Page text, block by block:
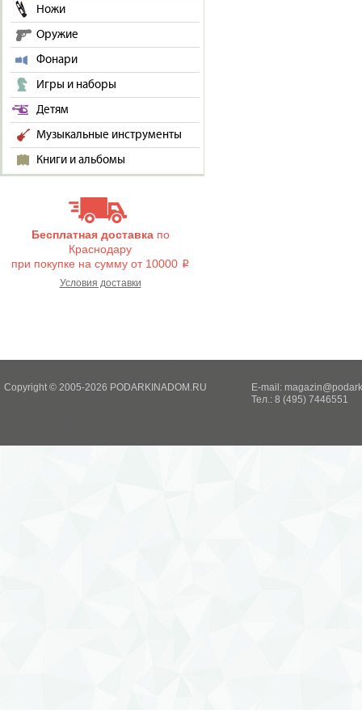
Ножи
Оружие
Фонари
Игры и наборы
Детям
Музыкальные инструменты
Книги и альбомы
Бесплатная доставкапо
Краснодару
при покупке на сумму от 10000 i
Условия доставки
Copyright © 2005-2026 PODARKINADOM.RU E-mail:
Тел.: 8 (495) 7446551